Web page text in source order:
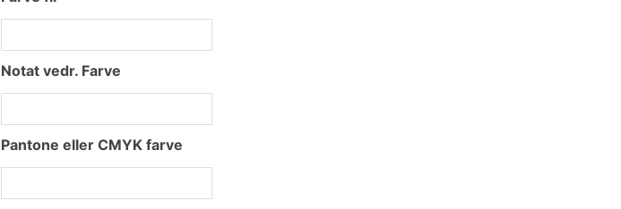
Notat vedr. Farve
Pantone eller CMYK farve